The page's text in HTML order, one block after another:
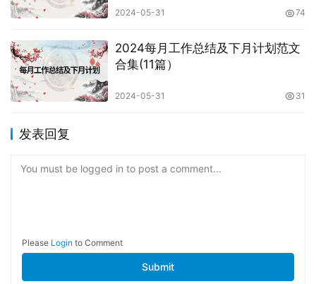
2024-05-31 74
2024每月工作总结及下月计划范文
合集(11篇）
2024-05-31 31
发表回复
You must be logged in to post a comment...
Please Login to Comment
Submit